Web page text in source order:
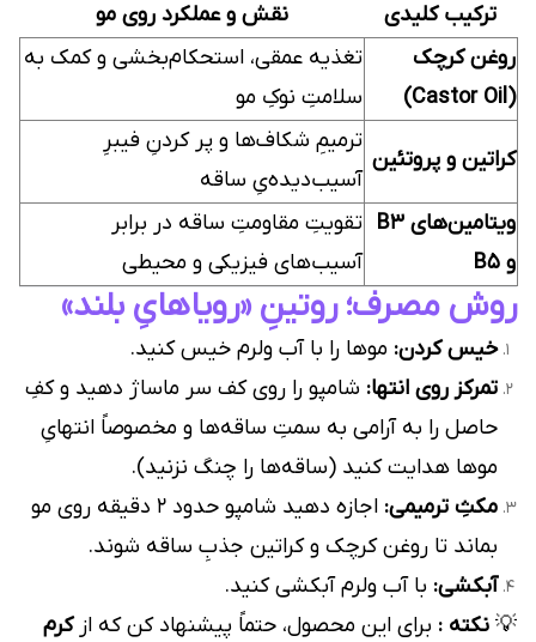
ترکیب کلیدی
نقش و عملکرد روی مو
روغن کرچک
(Castor Oil)
تغذیه عمقی، استحکام‌بخشی و کمک به
سلامتِ نوکِ مو
کراتین و پروتئین
ترمیمِ شکاف‌ها و پر کردنِ فیبرِ
آسیب‌دیده‌یِ ساقه
ویتامین‌های B3
و B5
تقویتِ مقاومتِ ساقه در برابر
آسیب‌های فیزیکی و محیطی
روش مصرف؛ روتینِ «رویاهایِ بلند»
خیس کردن: موها را با آب ولرم خیس کنید.
تمرکز روی انتها: شامپو را روی کف سر ماساژ دهید و کفِ
حاصل را به آرامی به سمتِ ساقه‌ها و مخصوصاً انتهایِ
موها هدایت کنید (ساقه‌ها را چنگ نزنید).
مکثِ ترمیمی:
اجازه دهید شامپو حدود ۲ دقیقه روی مو
بماند تا روغن کرچک و کراتین جذبِ ساقه شوند.
آبکشی: با آب ولرم آبکشی کنید.
💡 نکته : برای این محصول، حتماً پیشنهاد کن که ازکرم